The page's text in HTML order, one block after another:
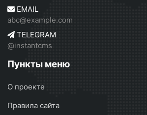
EMAIL
abc@example.com
TELEGRAM
@instantcms
Пункты меню
О проекте
Правила сайта